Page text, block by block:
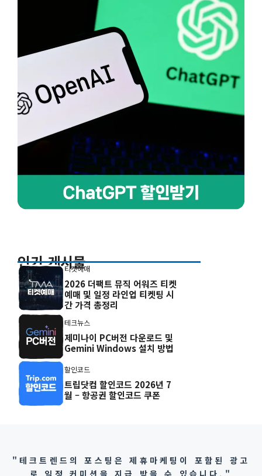
인기 게시물
티켓예매
2026 더팩트 뮤직 어워즈 티켓
예매 및 일정 라인업 티켓팅 시
간 가격 총정리
테크뉴스
제미나이 PC버전 다운로드 및
Gemini Windows 설치 방법
할인코드
트립닷컴 할인코드 2026년 7
월 – 항공권 할인코드 쿠폰
"테크트렌드의 포스팅은 제휴마케팅이 포함된 광고